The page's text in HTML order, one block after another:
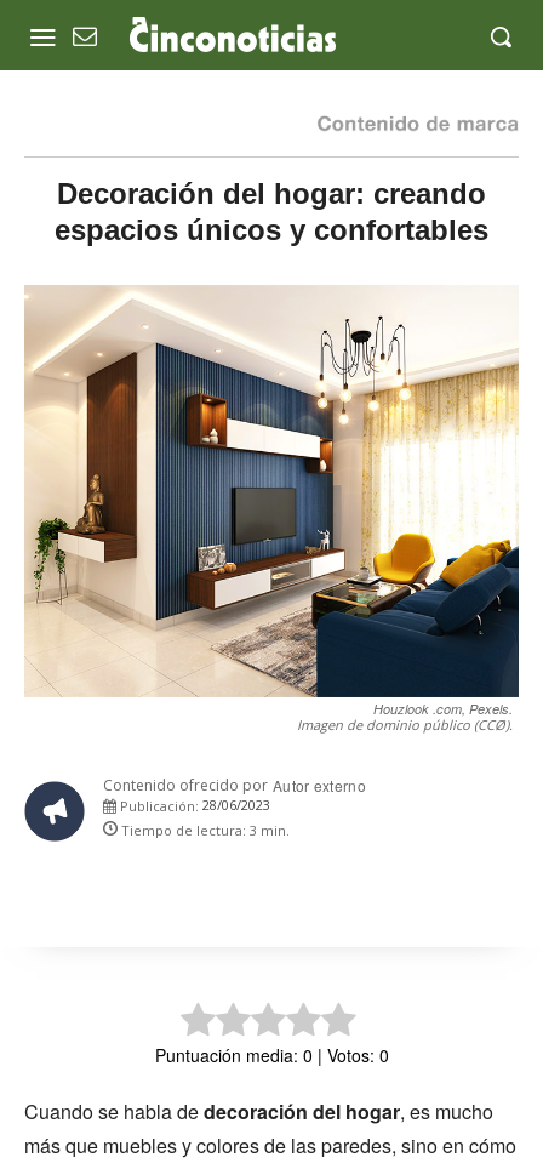
Decoración del hogar: creando
espacios únicos y confortables
Houzlook .com, Pexels.
Imagen de dominio público (CCØ).
Contenido ofrecido por Autor externo
Publicación: 28/06/2023
Tiempo de lectura: 3 min.
Puntuación media: 0 | Votos: 0
Cuando se habla dedecoración del hogar, es mucho
más que muebles y colores de las paredes, sino en cómo